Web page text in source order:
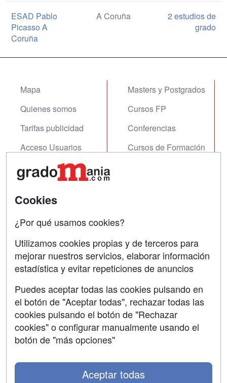
ESAD Pablo
Picasso A
Coruña
A Coruña
2 estudios de
grado
Mapa
Quienes somos
Tarifas publicidad
Acceso Usuarios
Acceso Centros
Masters y Postgrados
Cursos FP
Conferencias
Cursos de Formación
Contactar
Copyleft
Grupo formazion:
Cookies
¿Por qué usamos cookies?
Utilizamos cookies propias y de terceros para
mejorar nuestros servicios, elaborar información
estadística y evitar repeticiones de anuncios
Puedes aceptar todas las cookies pulsando en
el botón de "Aceptar todas", rechazar todas las
cookies pulsando el botón de "Rechazar
cookies" o configurar manualmente usando el
botón de "más opciones"
Aceptar todas